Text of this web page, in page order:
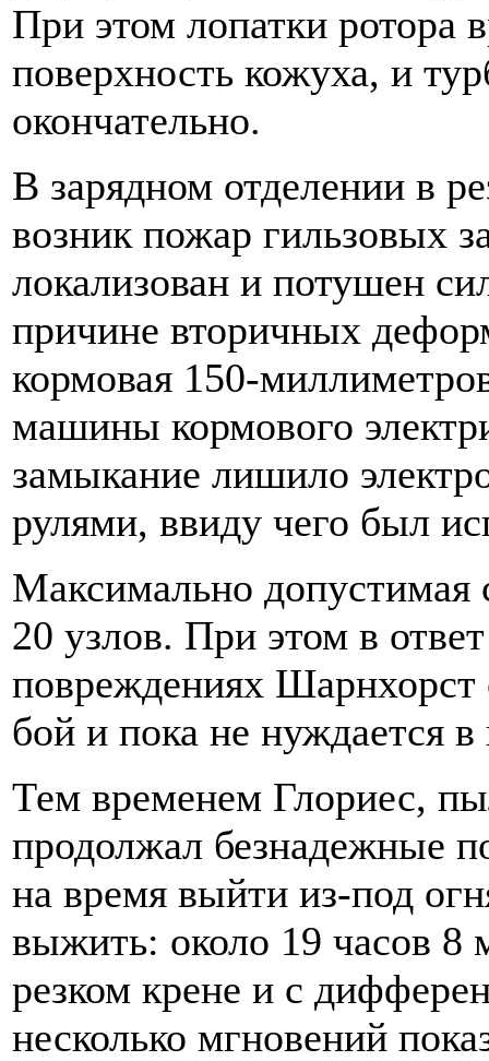
При этом лопатки ротора
поверхность кожуха, и
окончательно.
В зарядном отделении в
возник пожар гильзовых
локализован и потушен
причине вторичных
кормовая 150-
машины кормового
замыкание лишило
рулями, ввиду чего был
Максимально допустимая
20 узлов. При этом в
повреждениях Шарнхорст
бой и пока не нуждается
Тем временем Глориес,
продолжал безнадежные
на время выйти из-под
выжить: около 19 часов 8
резком крене и с
несколько мгновений